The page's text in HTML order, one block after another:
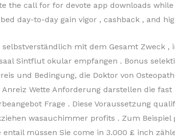
the call for for devote app downloads
day-to-day gain vigor , cashback , and
mit dem Gesamt Zweck
Sintflut okular empfangen . Bonus
und Bedingung, die Doktor von
Anreiz Wette Anforderung darstellen die
Frage . Diese Voraussetzung
wasauchimmer profits . Zum Beispiel
müssen Sie come in 3.000 £ inch